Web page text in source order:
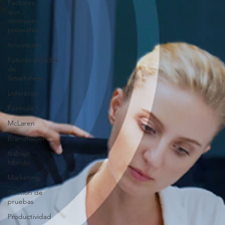
Factores
que
destruyen
proyectos
Innovación
Funcionalidades
de
Smartsheet
Liderazgo
Fórmula 1
McLaren
Brandfolder
trabajo
híbrido
Marketing
Gestión de
pruebas
Productividad